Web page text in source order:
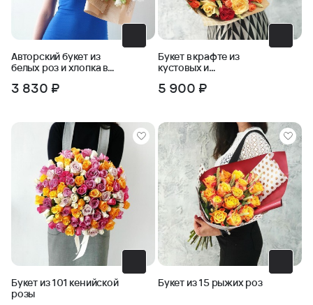
Авторский букет из
белых роз и хлопка в
3 830 ₽
Букет в крафте из
кустовых и
пшеницей
5 900 ₽
Букет из 101 кенийской
розы
Букет из 15 рыжих роз